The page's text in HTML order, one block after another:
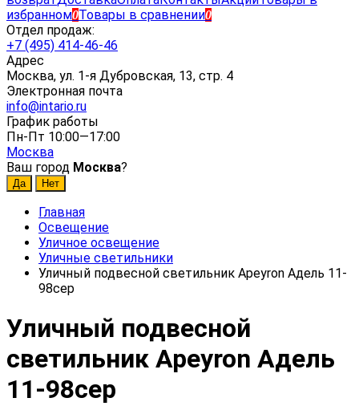
избранном0Товары в сравнении0
Отдел продаж:
+7 (495) 414-46-46
Адрес
Москва, ул. 1-я Дубровская, 13, стр. 4
Электронная почта
info@intario.ru
График работы
Пн-Пт 10:00—17:00
Москва
Ваш город Москва?
Главная
Освещение
Уличное освещение
Уличные светильники
Уличный подвесной светильник Apeyron Адель 11-
98сер
Уличный подвесной
светильник Apeyron Адель
11-98сер